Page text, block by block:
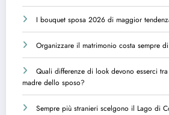
I bouquet sposa 2026 di maggior
Organizzare il matrimonio costa sempre
Quali differenze di look devono esserci
madre dello sposo?
Sempre più stranieri scelgono il Lago di